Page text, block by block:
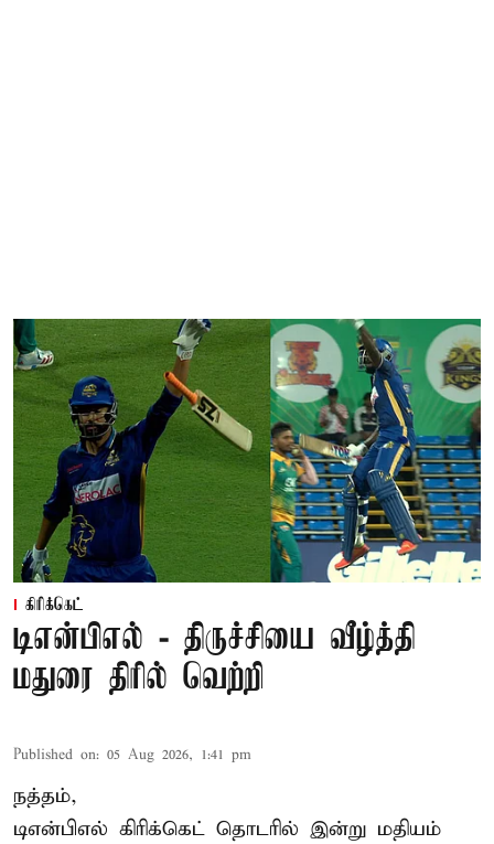
கிரிக்கெட்
டிஎன்பிஎல் - திருச்சியை வீழ்த்தி
மதுரை திரில் வெற்றி
Published on: 05 Aug 2026, 1:41 pm
நத்தம்,
டிஎன்பிஎல் கிரிக்கெட் தொடரில் இன்று மதியம்